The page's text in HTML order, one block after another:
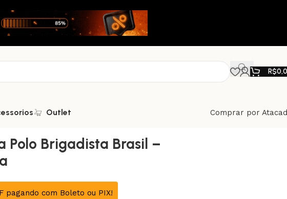
R$
Outlet
Comprar por
Polo Brigadista Brasil –
pagando com Boleto ou PIX!